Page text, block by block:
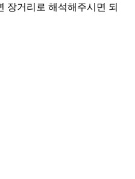
장거리로 해석해주시면 되